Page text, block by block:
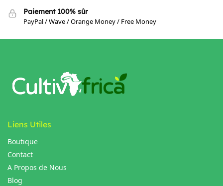
Paiement 100% sûr
PayPal / Wave / Orange Money / Free Money
Liens Utiles
Boutique
Contact
A Propos de Nous
Blog